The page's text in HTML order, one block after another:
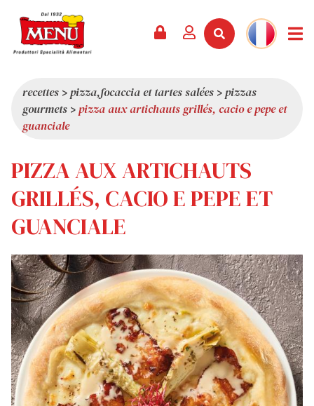
CATALOGUE
SERVICES
DERNIÈRES NOUVEAUTÉS
PRIX
QUI SOMMES-NOUS
QUALITÉ
CURIOSITÉS
SHOWROOM
TRAVAILLEZ AVEC NOUS
recettes >pizza,focaccia et tartes salées >pizzas
gourmets >pizza aux artichauts grillés, cacio e pepe et
guanciale
PIZZA AUX ARTICHAUTS
GRILLÉS, CACIO E PEPE ET
GUANCIALE